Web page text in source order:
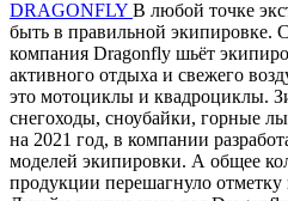
DRAGONFLY В любой точке
быть в правильной экипировке.
компания Dragonfly шьёт
активного отдыха и свежего
это мотоциклы и квадроциклы.
снегоходы, сноубайки, горные
на 2021 год, в компании
моделей экипировки. А общее
продукции перешагнуло отметку